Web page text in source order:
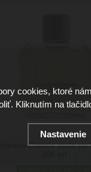
Proraso Classic voda po
cookies, ktoré
Kliknutím na
Nastavenie